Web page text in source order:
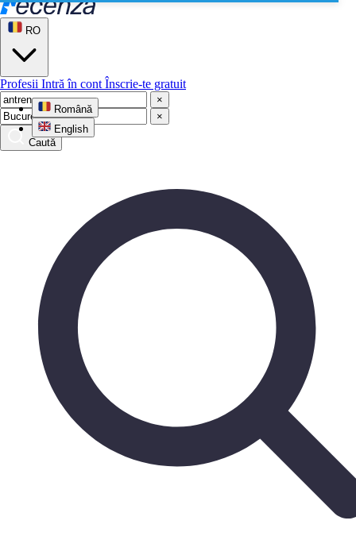
RO
Română
English
Profesii Intră în cont Înscrie-te gratuit
×
×
Caută